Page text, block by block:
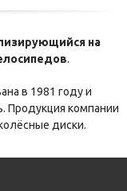
на
.
в 1981 году и
Продукция компании
диски.